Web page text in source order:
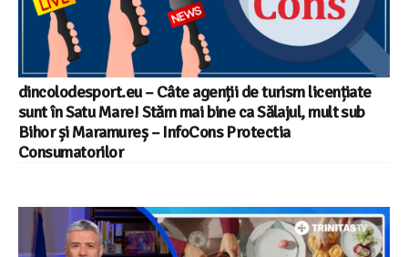
dincolodesport.eu – Câte agenții de turism licențiate
sunt în Satu Mare! Stăm mai bine ca Sălajul, mult sub
Bihor și Maramureș – InfoCons Protectia
Consumatorilor